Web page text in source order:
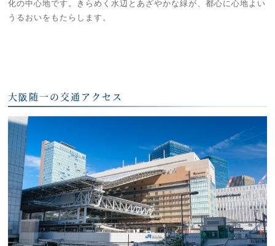
化の中心地です。きらめく水辺とあざやかな緑が、都心に心地よい
うるおいをもたらします。
大阪随一の交通アクセス